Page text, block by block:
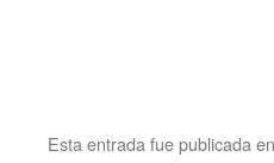
Esta entrada fue publicada en